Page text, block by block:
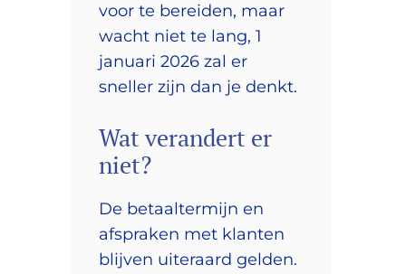
voor te bereiden, maar
wacht niet te lang, 1
januari 2026 zal er
sneller zijn dan je denkt.
Wat verandert er
niet?
De betaaltermijn en
afspraken met klanten
blijven uiteraard gelden.